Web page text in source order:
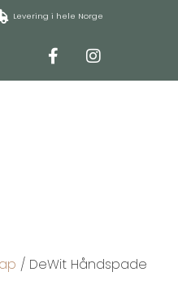
Levering i hele Norge
/ DeWit Håndspade